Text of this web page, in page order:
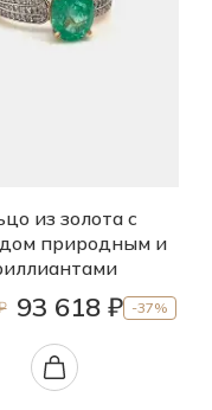
из золота с
природным и
93 618 ₽ -37%